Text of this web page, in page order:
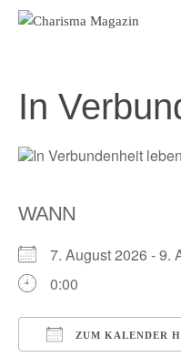
Zum
In
WANN
7. August 2026 - 9.
0:00
ZUM KALENDER